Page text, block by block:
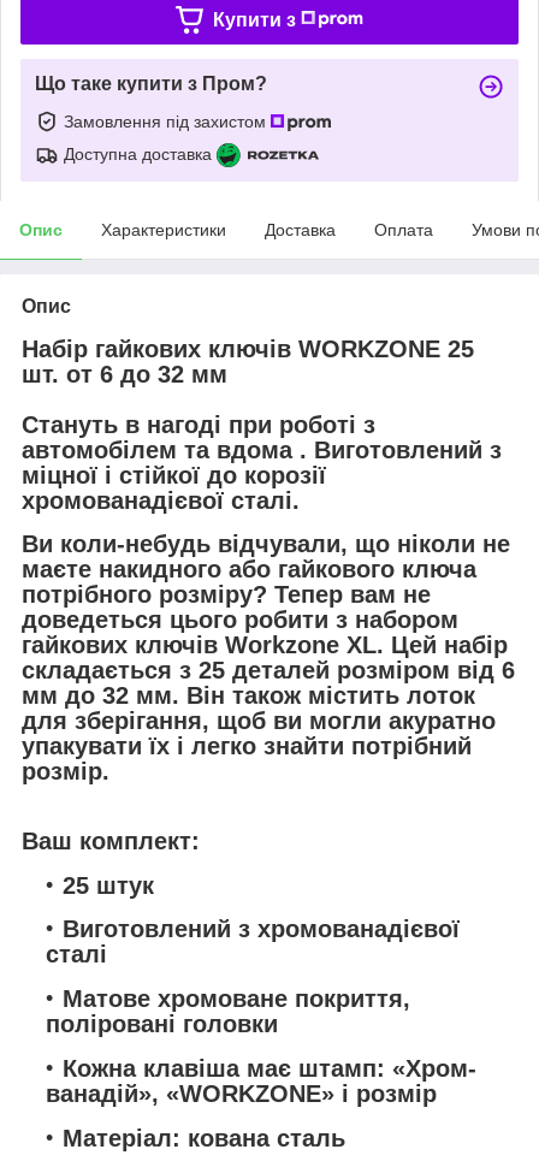
Купити з
Що таке купити з Пром?
Замовлення під захистом
Доступна доставка
Опис Характеристики Доставка Оплата Умови
Опис
Набір гайкових ключів WORKZONE 25
шт. от 6 до 32 мм
Стануть в нагоді при роботі з
автомобілем та вдома . Виготовлений з
міцної і стійкої до корозії
хромованадієвої сталі.
Ви коли-небудь відчували, що ніколи не
маєте накидного або гайкового ключа
потрібного розміру? Тепер вам не
доведеться цього робити з набором
гайкових ключів Workzone XL. Цей набір
складається з 25 деталей розміром від 6
мм до 32 мм. Він також містить лоток
для зберігання, щоб ви могли акуратно
упакувати їх і легко знайти потрібний
розмір.
Ваш комплект:
25 штук
Виготовлений з хромованадієвої
сталі
Матове хромоване покриття,
поліровані головки
Кожна клавіша має штамп: «Хром-
ванадій», «WORKZONE» і розмір
Матеріал: кована сталь